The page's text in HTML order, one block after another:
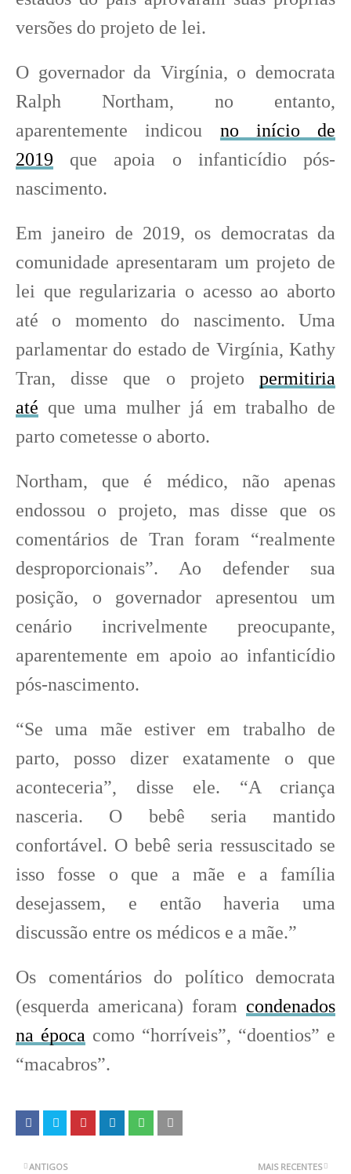
versões do projeto de lei.
O governador da Virgínia, o democrata
Ralph Northam, no entanto,
aparentemente indicou no início de
2019 que apoia o infanticídio pós-
nascimento.
Em janeiro de 2019, os democratas da
comunidade apresentaram um projeto de
lei que regularizaria o acesso ao aborto
até o momento do nascimento. Uma
parlamentar do estado de Virgínia, Kathy
Tran, disse que o projeto permitiria
até que uma mulher já em trabalho de
parto cometesse o aborto.
Northam, que é médico, não apenas
endossou o projeto, mas disse que os
comentários de Tran foram “realmente
desproporcionais”. Ao defender sua
posição, o governador apresentou um
cenário incrivelmente preocupante,
aparentemente em apoio ao infanticídio
pós-nascimento.
“Se uma mãe estiver em trabalho de
parto, posso dizer exatamente o que
aconteceria”, disse ele. “A criança
nasceria. O bebê seria mantido
confortável. O bebê seria ressuscitado se
isso fosse o que a mãe e a família
desejassem, e então haveria uma
discussão entre os médicos e a mãe.”
Os comentários do político democrata
(esquerda americana) foram condenados
na época como “horríveis”, “doentios” e
“macabros”.
MAIS RECENTES
ANTIGOS